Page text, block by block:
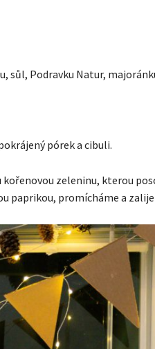
sůl, Podravku Natur,
pórek a cibuli.
zeleninu, kterou
paprikou, promícháme a